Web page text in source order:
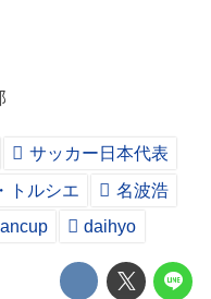
サッカー日本代表
トルシエ
名波浩
daihyo